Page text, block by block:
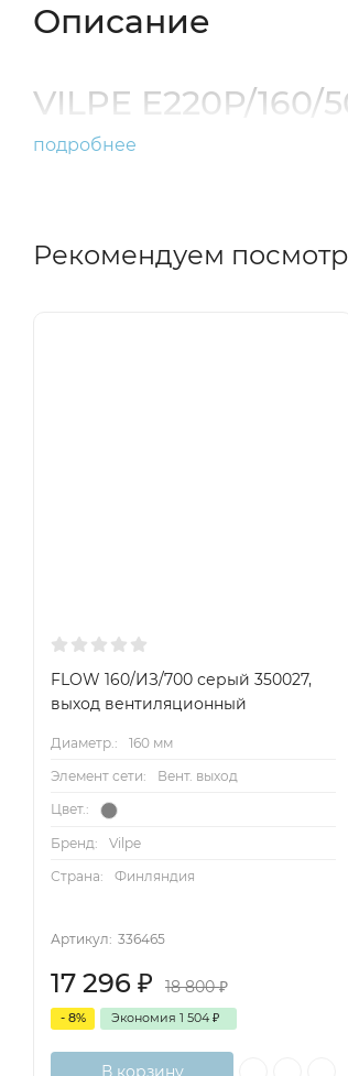
Описание
VILPE Е220Р/160/
подробнее
Рекомендуем
FLOW 160/ИЗ/700 серый 350027,
выход вентиляционный
Диаметр.:
160 мм
Элемент сети:
Вент. выход
Цвет.:
Бренд:
Vilpe
Страна:
Финляндия
Артикул: 336465
17 296 ₽ 18 800₽
- 8% Экономия 1 504 ₽
В корзину